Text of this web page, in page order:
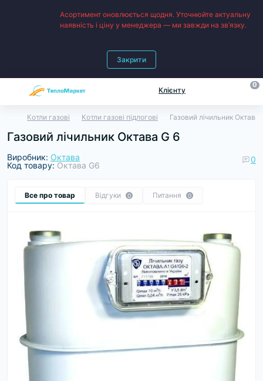
Асортимент оновлюється щодня. Уточнюйте актуальну
наявність і ціну у менеджера — ми завжди на зв’язку.
Закрити
Клієнту
0
Котли газові Котли газові підлогові Газовий лічильник Октава
Газовий лічильник Октава G 6
Виробник: Октава
Код товару: Октава G6
0
Все про товар Відгуки 0 Питання 0